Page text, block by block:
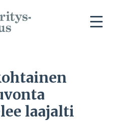
laajalti